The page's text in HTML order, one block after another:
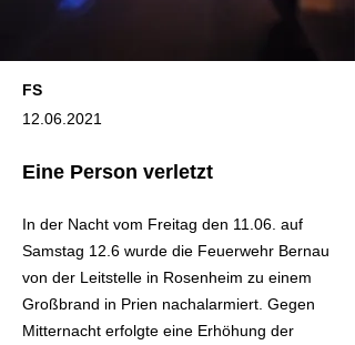
FS
12.06.2021
Eine Person verletzt
In der Nacht vom Freitag den 11.06. auf
Samstag 12.6 wurde die Feuerwehr Bernau
von der Leitstelle in Rosenheim zu einem
Großbrand in Prien nachalarmiert. Gegen
Mitternacht erfolgte eine Erhöhung der